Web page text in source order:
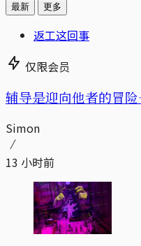
最新 更多
返工这回事
仅限会员
辅导是迎向他者的冒
Simon
13 小时前